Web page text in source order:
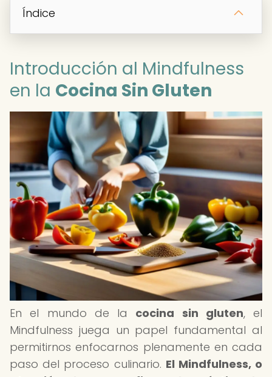
Índice
Introducción al Mindfulness
en la Cocina Sin Gluten
En el mundo de la cocina sin gluten, el
Mindfulness juega un papel fundamental al
permitirnos enfocarnos plenamente en cada
paso del proceso culinario. El Mindfulness, o